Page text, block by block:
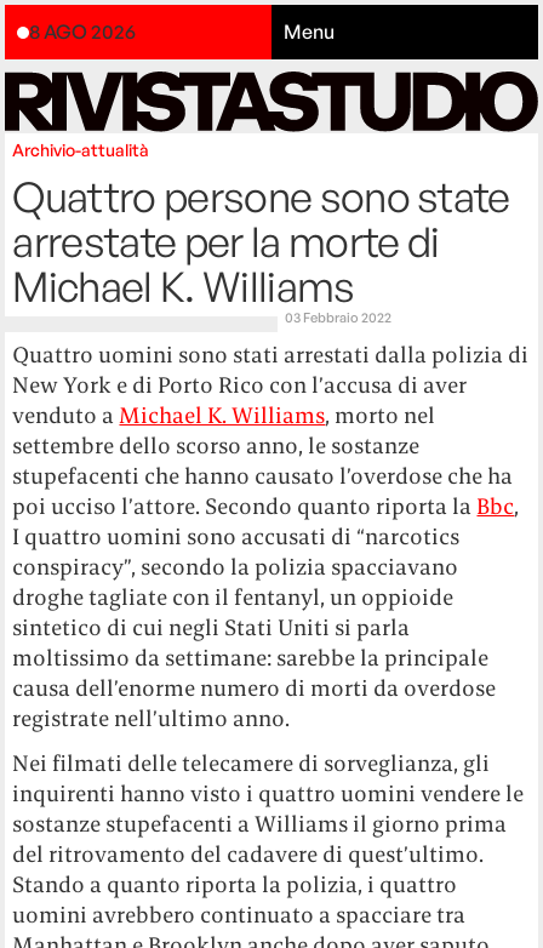
8 AGO 2026 Menu
Archivio-attualità
Quattro persone sono state
arrestate per la morte di
Michael K. Williams
03 Febbraio 2022
Quattro uomini sono stati arrestati dalla polizia di
New York e di Porto Rico con l’accusa di aver
venduto aMichael K. Williams, morto nel
settembre dello scorso anno, le sostanze
stupefacenti che hanno causato l’overdose che ha
poi ucciso l’attore. Secondo quanto riporta la Bbc,
I quattro uomini sono accusati di “narcotics
conspiracy”, secondo la polizia spacciavano
droghe tagliate con il fentanyl, un oppioide
sintetico di cui negli Stati Uniti si parla
moltissimo da settimane: sarebbe la principale
causa dell’enorme numero di morti da overdose
registrate nell’ultimo anno.
Nei filmati delle telecamere di sorveglianza, gli
inquirenti hanno visto i quattro uomini vendere le
sostanze stupefacenti a Williams il giorno prima
del ritrovamento del cadavere di quest’ultimo.
Stando a quanto riporta la polizia, i quattro
uomini avrebbero continuato a spacciare tra